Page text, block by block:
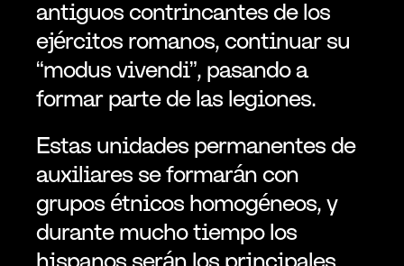
antiguos contrincantes de los
ejércitos romanos, continuar su
“modus vivendi”, pasando a
formar parte de las legiones.
Estas unidades permanentes de
auxiliares se formarán con
grupos étnicos homogéneos, y
durante mucho tiempo los